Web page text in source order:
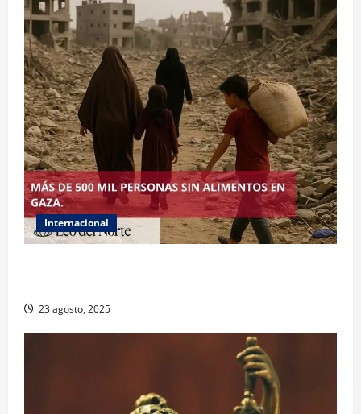
Internacional
23 agosto, 2025